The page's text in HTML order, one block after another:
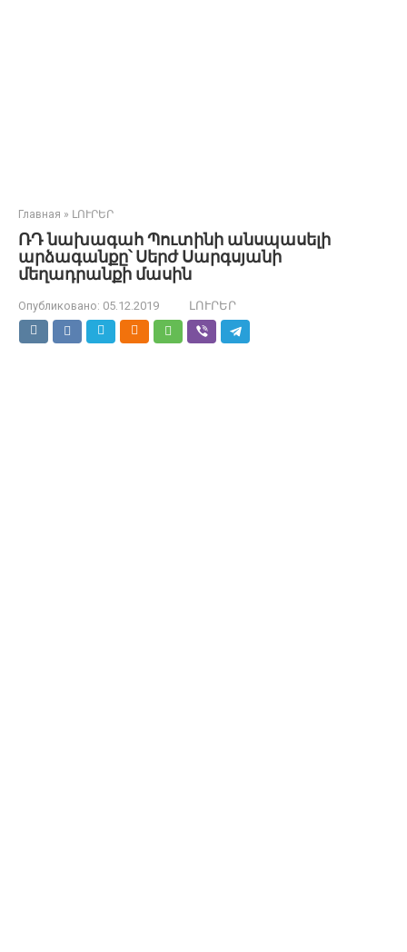
Главная » ԼՈՒՐԵՐ
ՌԴ նախագահ Պուտինի անսպասելի
արձագանքը՝ Սերժ Սարգսյանի
մեղադրանքի մասին
Опубликовано: 05.12.2019 ԼՈՒՐԵՐ